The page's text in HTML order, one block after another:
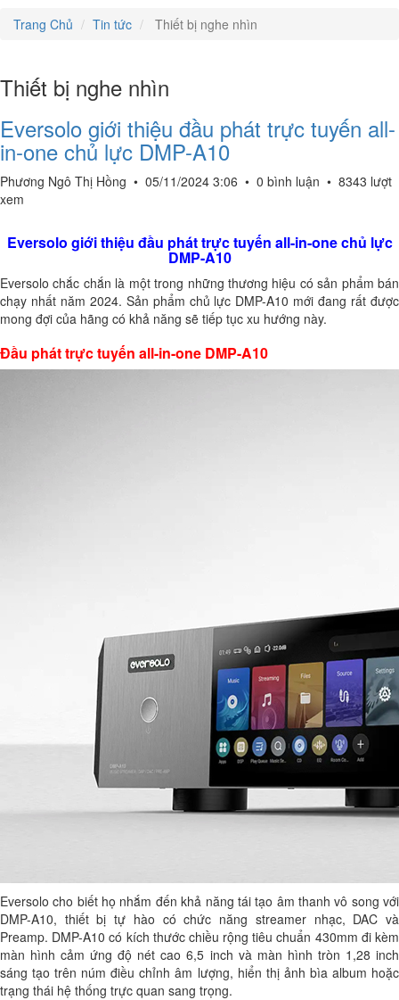
Trang Chủ
Tin tức Thiết bị nghe nhìn
Thiết bị nghe nhìn
Eversolo giới thiệu đầu phát trực tuyến all-
in-one chủ lực DMP-A10
Phương Ngô Thị Hồng • 05/11/2024 3:06 • 0 bình luận • 8343 lượt
xem
Eversolo giới thiệu đầu phát trực tuyến all-in-one chủ lực
DMP-A10
Eversolo chắc chắn là một trong những thương hiệu có sản phẩm bán
chạy nhất năm 2024. Sản phẩm chủ lực DMP-A10 mới đang rất được
mong đợi của hãng có khả năng sẽ tiếp tục xu hướng này.
Đầu phát trực tuyến all-in-one DMP-A10
Eversolo cho biết họ nhắm đến khả năng tái tạo âm thanh vô song với
DMP-A10, thiết bị tự hào có chức năng streamer nhạc, DAC và
Preamp. DMP-A10 có kích thước chiều rộng tiêu chuẩn 430mm đi kèm
màn hình cảm ứng độ nét cao 6,5 inch và màn hình tròn 1,28 inch
sáng tạo trên núm điều chỉnh âm lượng, hiển thị ảnh bìa album hoặc
trạng thái hệ thống trực quan sang trọng.